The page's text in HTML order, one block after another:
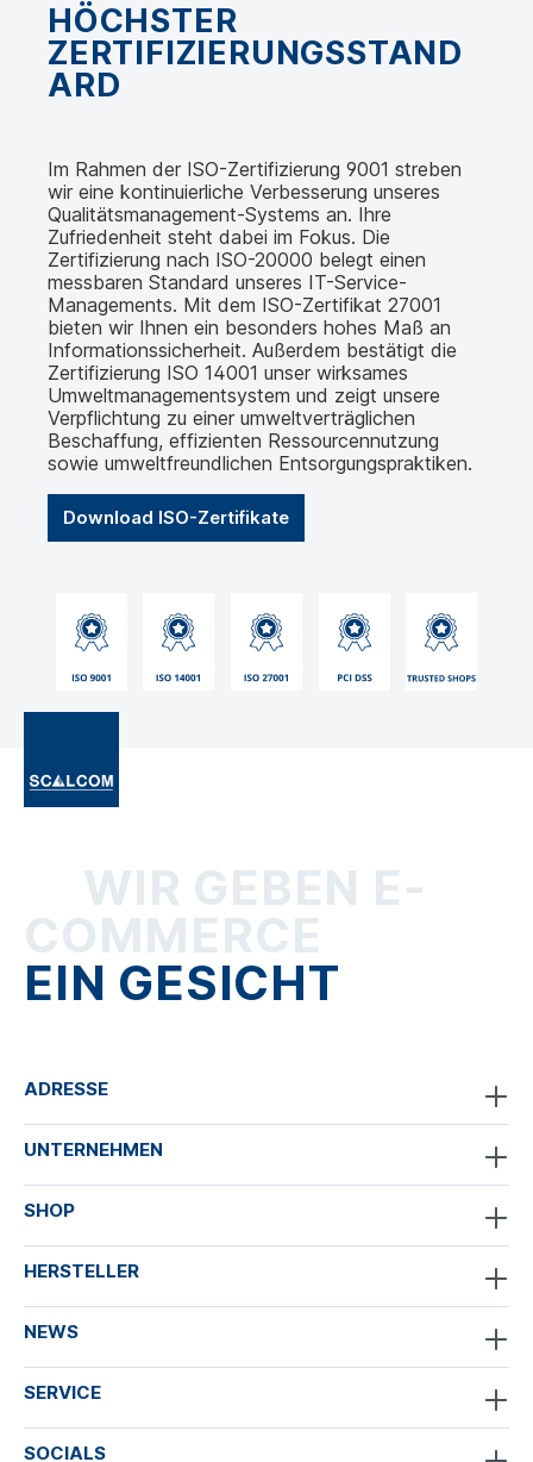
HÖCHSTER
ZERTIFIZIERUNGSSTAND
ARD
Im Rahmen der ISO-Zertifizierung 9001 streben
wir eine kontinuierliche Verbesserung unseres
Qualitätsmanagement-Systems an. Ihre
Zufriedenheit steht dabei im Fokus. Die
Zertifizierung nach ISO-20000 belegt einen
messbaren Standard unseres IT-Service-
Managements. Mit dem ISO-Zertifikat 27001
bieten wir Ihnen ein besonders hohes Maß an
Informationssicherheit. Außerdem bestätigt die
Zertifizierung ISO 14001 unser wirksames
Umweltmanagementsystem und zeigt unsere
Verpflichtung zu einer umweltverträglichen
Beschaffung, effizienten Ressourcennutzung
sowie umweltfreundlichen Entsorgungspraktiken.
Download ISO-Zertifikate
WIR GEBEN E-
COMMERCE
EIN GESICHT
ADRESSE
UNTERNEHMEN
SHOP
HERSTELLER
NEWS
SERVICE
SOCIALS